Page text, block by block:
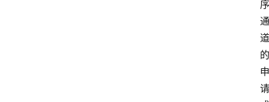
序
通
道
的
申
请